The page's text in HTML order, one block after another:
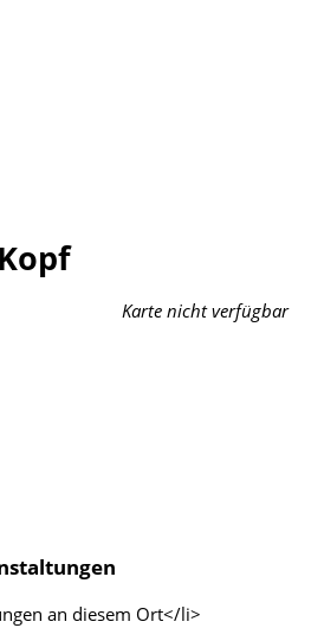
Karte nicht verfügbar
an diesem Ort</li>